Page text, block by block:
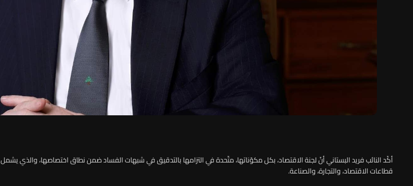
أكّد النائب فريد البستاني أنّ لجنة الاقتصاد، بكل مكوّناتها، متّحدة في التزامها بالتدقيق في شبهات الفساد ضمن نطاق اختصاصها، والذي يشمل
قطاعات الاقتصاد، والتجارة، والصناعة.